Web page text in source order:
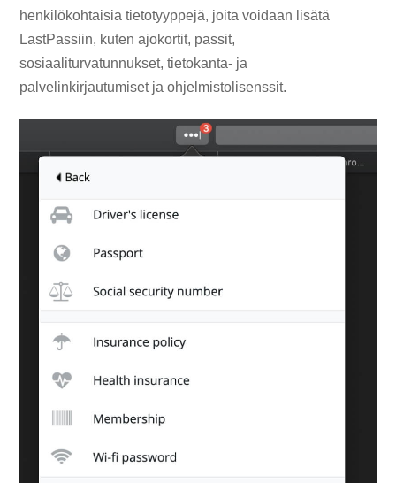
henkilökohtaisia ​​​​tietotyyppejä, joita voidaan lisätä
LastPassiin, kuten ajokortit, passit,
sosiaaliturvatunnukset, tietokanta- ja
palvelinkirjautumiset ja ohjelmistolisenssit.